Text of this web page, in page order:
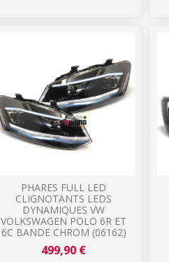
PHARES FULL LED
CLIGNOTANTS LEDS
DYNAMIQUES VW
VOLKSWAGEN POLO 6R ET
6C BANDE CHROM (06162)
499,90 €